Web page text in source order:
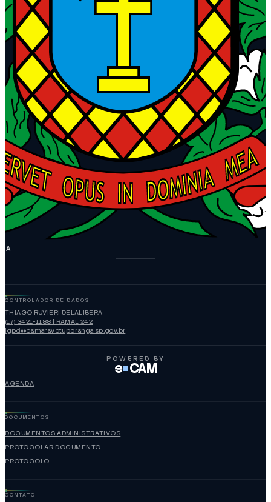
CONTROLADOR DE DADOS
THIAGO RUVIERI DELALIBERA
(17) 3421-1188 | RAMAL 242
lgpd@camaravotuporanga.sp.gov.br
POWERED BY
e CAM
AGENDA
DOCUMENTOS
DOCUMENTOS ADMINISTRATIVOS
PROTOCOLAR DOCUMENTO
PROTOCOLO
CONTATO